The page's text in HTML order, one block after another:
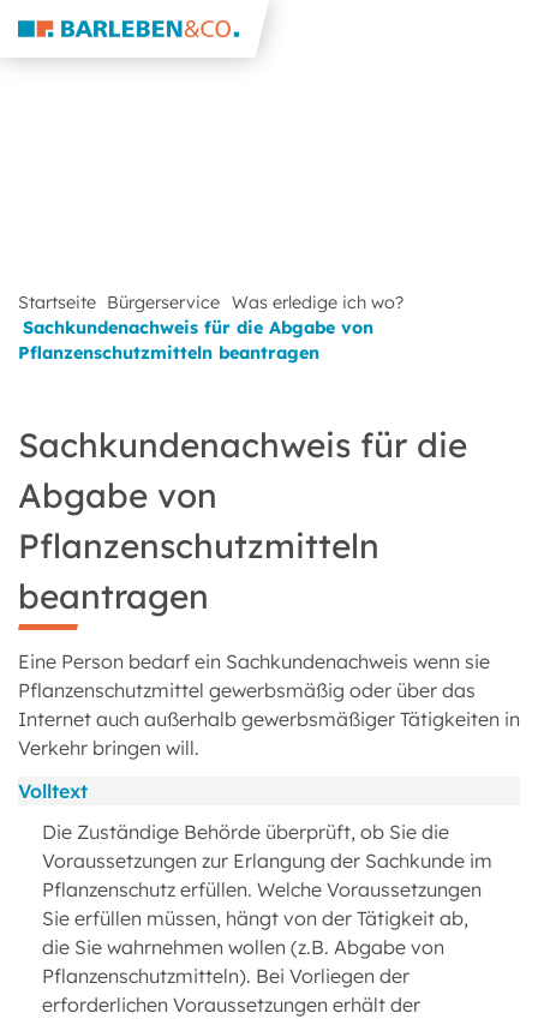
Startseite Bürgerservice Was erledige ich wo?
Sachkundenachweis für die Abgabe von
Pflanzenschutzmitteln beantragen
Sachkundenachweis für die
Abgabe von
Pflanzenschutzmitteln
beantragen
Eine Person bedarf ein Sachkundenachweis wenn sie
Pflanzenschutzmittel gewerbsmäßig oder über das
Internet auch außerhalb gewerbsmäßiger Tätigkeiten in
Verkehr bringen will.
Volltext
Die Zuständige Behörde überprüft, ob Sie die
Voraussetzungen zur Erlangung der Sachkunde im
Pflanzenschutz erfüllen. Welche Voraussetzungen
Sie erfüllen müssen, hängt von der Tätigkeit ab,
die Sie wahrnehmen wollen (z.B. Abgabe von
Pflanzenschutzmitteln). Bei Vorliegen der
erforderlichen Voraussetzungen erhält der